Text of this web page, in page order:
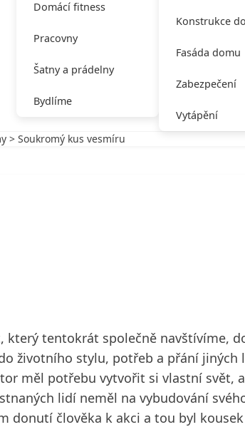
Domácí fitness
Pracovny
Šatny a prádelny
Bydlíme
Konstrukce
Fasáda domu
Zabezpečení
Vytápění
> Soukromý kus vesmíru
který tentokrát společně navštívíme,
životního stylu, potřeb a přání
měl potřebu vytvořit si vlastní
lidí neměl na vybudování
donutí člověka k akci a tou byl